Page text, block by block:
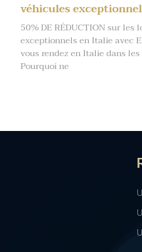
véhicules
50% DE RÉDUCTION sur
exceptionnels en Italie avec
vous rendez en Italie dans
Pourquoi ne